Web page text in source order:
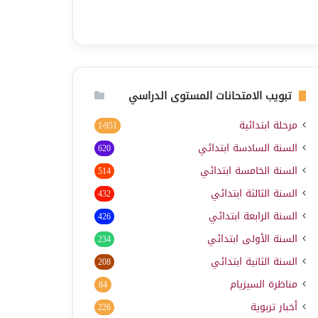
تبويب الامتحانات المستوى الدراسي
مرحلة ابتدائية 1٬951
السنة السادسة ابتدائي 620
السنة الخامسة ابتدائي 514
السنة الثالثة ابتدائي 432
السنة الرابعة ابتدائي 426
السنة الأولى ابتدائي 234
السنة الثانية ابتدائي 208
مناظرة السيزيام 84
أخبار تربوية 226